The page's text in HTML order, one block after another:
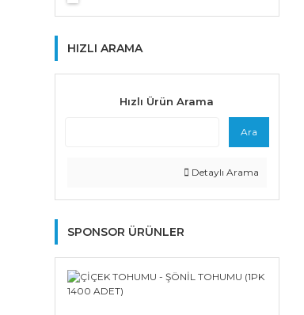
HIZLI ARAMA
Hızlı Ürün Arama
Ara
Detaylı Arama
SPONSOR ÜRÜNLER